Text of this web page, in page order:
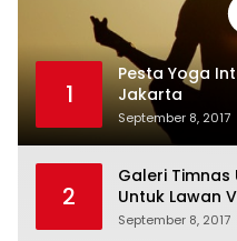
1
Pesta Yoga
Jakarta
September 8, 2017
2
Galeri Timnas
Untuk Lawan
September 8, 2017